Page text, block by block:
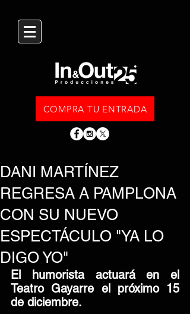
COMPRA TU ENTRADA
DANI MARTÍNEZ
REGRESA A PAMPLONA
CON SU NUEVO
ESPECTÁCULO "YA LO
DIGO YO"
El humorista actuará en el
Teatro Gayarre el próximo 15
de diciembre.